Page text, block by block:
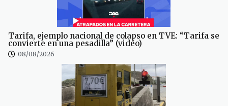
Tarifa, ejemplo nacional de colapso en TVE: “Tarifa se
convierte en una pesadilla” (video)
08/08/2026